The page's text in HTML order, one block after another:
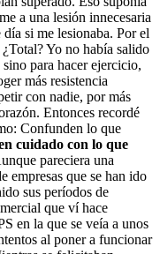
a una lesión innecesaria
si me lesionaba. Por el
Yo no había salido
para hacer ejercicio,
más resistencia
con nadie, por más
Entonces recordé
Confunden lo que
cuidado con lo que
pareciera una
empresas que se han ido
sus períodos de
que ví hace
en la que se veía a unos
al poner a funcionar